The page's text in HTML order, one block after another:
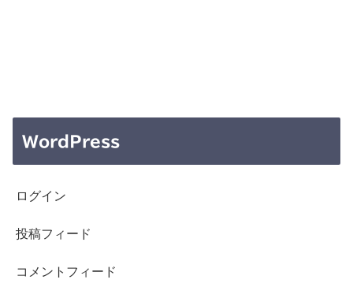
WordPress
ログイン
投稿フィード
コメントフィード